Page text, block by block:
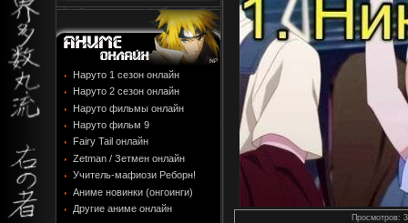
Наруто 1 сезон онлайн
Наруто 2 сезон онлайн
Наруто фильмы онлайн
Наруто фильм 9
Fairy Tail онлайн
Zetman / Зетмен онлайн
Учитель-мафиози Реборн!
Аниме новинки (онгоинги)
Другие аниме онлайн
Просмотров: